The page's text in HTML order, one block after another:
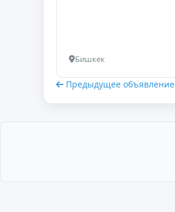
Бишкек
Предыдущее объявление